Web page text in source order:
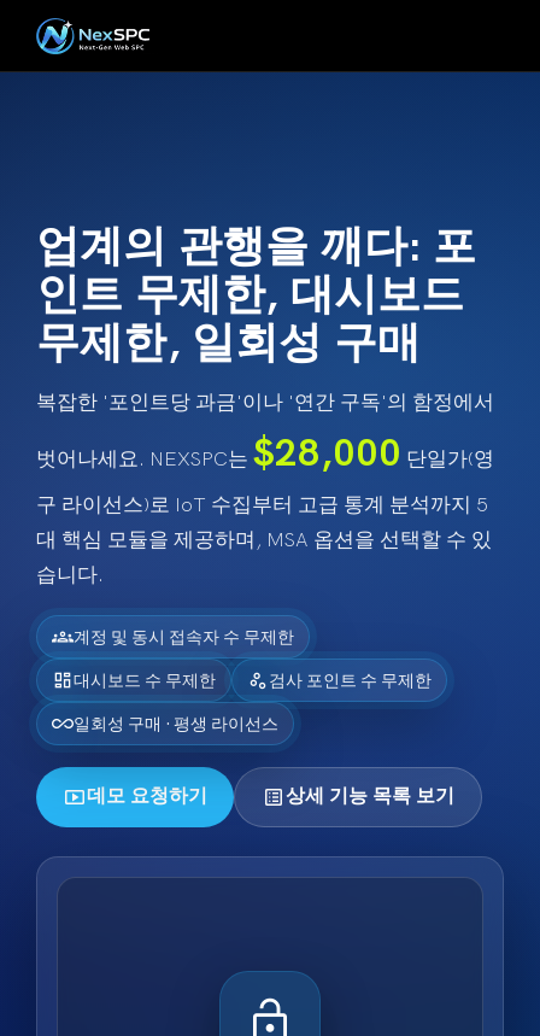
업계의 관행을 깨다: 포
인트 무제한, 대시보드
무제한, 일회성 구매
복잡한 '포인트당 과금'이나 '연간 구독'의 함정에서
벗어나세요. NEXSPC는 $28,000 단일가(영
구 라이선스)로 IoT 수집부터 고급 통계 분석까지 5
대 핵심 모듈을 제공하며, MSA 옵션을 선택할 수 있
습니다.
groups계정 및 동시 접속자 수 무제한
dashboard대시보드 수 무제한 scatter_plot검사 포인트 수 무제한
all_inclusive일회성 구매 · 평생 라이선스
smart_display데모 요청하기 list_alt상세 기능 목록 보기
lock_open